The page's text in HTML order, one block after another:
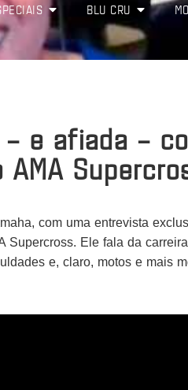
BLU CRU
e afiada –
com uma entrevista
Supercross. Ele fala da
e, claro, motos e